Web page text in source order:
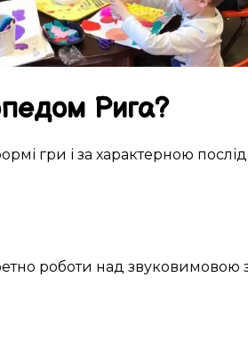
Рига?
гри і за характерною
роботи над звуковимовою